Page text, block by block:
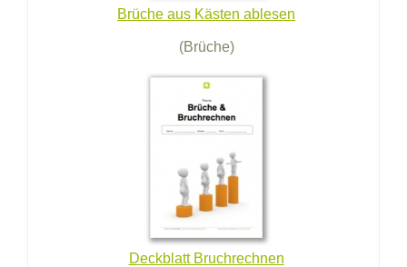
Brüche aus Kästen ablesen
(Brüche)
Deckblatt Bruchrechnen